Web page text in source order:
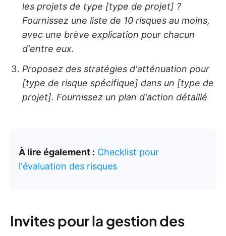
les projets de type [type de projet] ?
Fournissez une liste de 10 risques au moins,
avec une brève explication pour chacun
d'entre eux.
Proposez des stratégies d'atténuation pour
[type de risque spécifique] dans un [type de
projet]. Fournissez un plan d'action détaillé
À lire également : Checklist pour
l'évaluation des risques
Invites pour la gestion des